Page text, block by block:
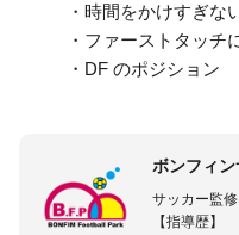
・時間をかけすぎな
・ファーストタッチ
・DF のポジション
ボンフィ
サッカー監
【指導歴】